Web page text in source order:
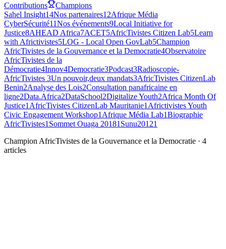
Contributions
Champions
Sahel Insight14Nos partenaires12Afrique Média
CyberSécurité11Nos événements9Local Initiative for
Justice8AHEAD Africa7ACET5AfricTivistes Citizen Lab5Learn
with Africtivistes5LOG - Local Open GovLab5Champion
AfricTivistes de la Gouvernance et la Democratie4Observatoire
AfricTivistes de la
Démocratie4Innov4Democratie3Podcast3Radioscopie-
AfricTivistes 3Un pouvoir,deux mandats3AfricTivistes CitizenLab
Benin2Analyse des Lois2Consultation panafricaine en
ligne2Data.Africa2DataSchool2Digitalize Youth2Africa Month Of
Justice1 AfricTivistes CitizenLab Mauritanie1 Africtivistes Youth
Civic Engagement Workshop1 Afrique Média Lab1Biographie
AfricTivistes1 Sommet Ouaga 20181 Sunu20121
Champion AfricTivistes de la Gouvernance et la Democratie · 4
articles